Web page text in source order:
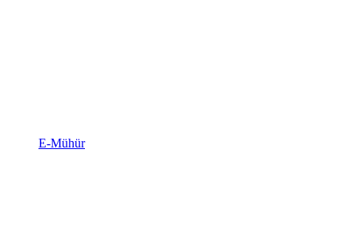
E-Mühür